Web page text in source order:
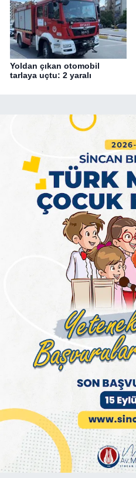
Yoldan çıkan otomobil
tarlaya uçtu: 2 yaralı